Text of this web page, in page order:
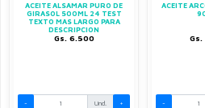
ACEITE ALSAMAR PURO DE
GIRASOL 500ML 24 TEST
TEXTO MAS LARGO PARA
DESCRIPCION
Gs. 6.500
- Und. +
ACEITE
-